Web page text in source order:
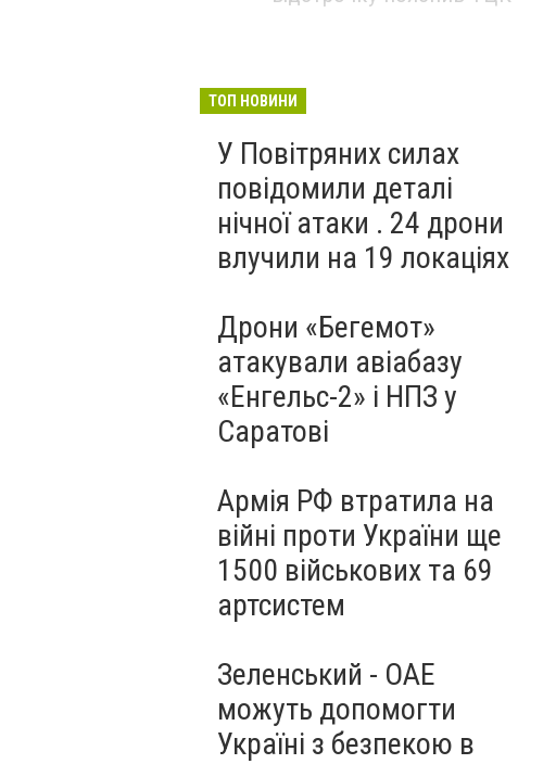
ТОП НОВИНИ
У Повітряних силах
повідомили деталі
нічної атаки . 24 дрони
влучили на 19 локаціях
Дрони «Бегемот»
атакували авіабазу
«Енгельс-2» і НПЗ у
Саратові
Армія РФ втратила на
війні проти України ще
1500 військових та 69
артсистем
Зеленський - ОАЕ
можуть допомогти
Україні з безпекою в